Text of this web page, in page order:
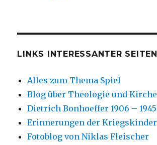
LINKS INTERESSANTER SEITEN
Alles zum Thema Spiel
Blog über Theologie und Kirche
Dietrich Bonhoeffer 1906 – 1945
Erinnerungen der Kriegskinder
Fotoblog von Niklas Fleischer